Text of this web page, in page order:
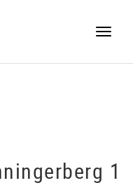
Toggle
1